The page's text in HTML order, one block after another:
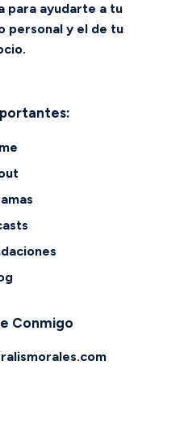
para ayudarte a tu
personal y el de tu
Conmigo